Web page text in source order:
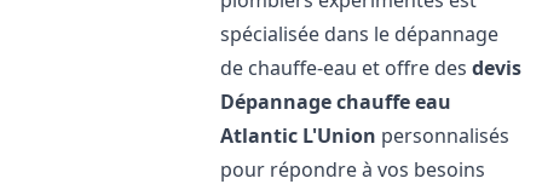
spécialisée dans le dépannage
de chauffe-eau et offre desdevis
Dépannage chauffe eau
Atlantic L'Union personnalisés
pour répondre à vos besoins